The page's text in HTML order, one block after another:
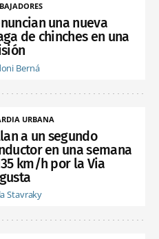
una nueva
de chinches en una
Berná
URBANA
a un segundo
en una semana
km/h por la Via
Stavraky